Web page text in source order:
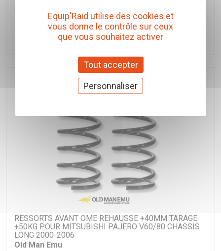
40,00 € TTC
Ajouter au panier
RESSORTS AVANT OME REHAUSSE +40MM TARAGE
+50KG POUR MITSUBISHI PAJERO V60/80 CHASSIS
LONG 2000-2006
Old Man Emu
Equip'Raid utilise des cookies et
vous donne le contrôle sur ceux
que vous souhaitez activer
Tout accepter
Personnaliser